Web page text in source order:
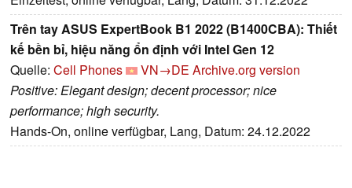
Trên tay ASUS ExpertBook B1 2022 (B1400CBA): Thiết
kế bền bỉ, hiệu năng ổn định với Intel Gen 12
Quelle: Cell Phones VN→DE Archive.org version
Positive: Elegant design; decent processor; nice
performance; high security.
Hands-On, online verfügbar, Lang, Datum: 24.12.2022